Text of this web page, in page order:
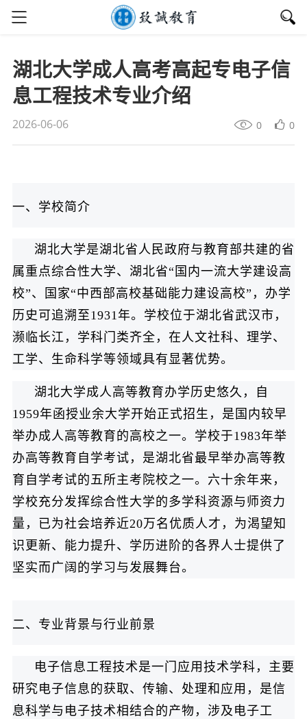
湖北大学成人高考高起专电子信
息工程技术专业介绍
2026-06-06 0 0
一、学校简介
湖北大学是湖北省人民政府与教育部共建的省
属重点综合性大学、湖北省“国内一流大学建设高
校”、国家“中西部高校基础能力建设高校”，办学
历史可追溯至1931年。学校位于湖北省武汉市，
濒临长江，学科门类齐全，在人文社科、理学、
工学、生命科学等领域具有显著优势。
湖北大学成人高等教育办学历史悠久，自
1959年函授业余大学开始正式招生，是国内较早
举办成人高等教育的高校之一。学校于1983年举
办高等教育自学考试，是湖北省最早举办高等教
育自学考试的五所主考院校之一。六十余年来，
学校充分发挥综合性大学的多学科资源与师资力
量，已为社会培养近20万名优质人才，为渴望知
识更新、能力提升、学历进阶的各界人士提供了
坚实而广阔的学习与发展舞台。
二、专业背景与行业前景
电子信息工程技术是一门应用技术学科，主要
研究电子信息的获取、传输、处理和应用，是信
息科学与电子技术相结合的产物，涉及电子工